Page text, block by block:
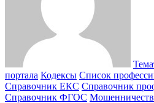
портала Кодексы Cписок
Справочник ЕКС Справочник
Справочник ФГОС